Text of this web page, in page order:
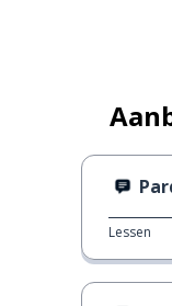
Lessen